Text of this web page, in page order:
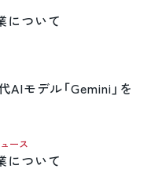
について
AIモデル「Gemini」を
ース
について